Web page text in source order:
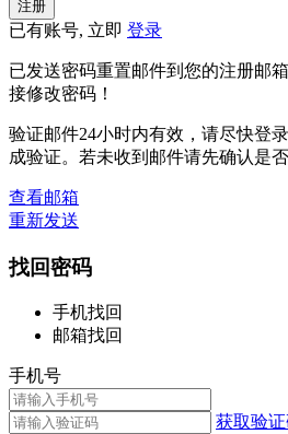
已有账号, 立即 登录
已发送密码重置邮件到您的注册邮
接修改密码！
验证邮件24小时内有效，请尽快登
成验证。若未收到邮件请先确认是
查看邮箱
重新发送
找回密码
手机找回
邮箱找回
手机号
获取验